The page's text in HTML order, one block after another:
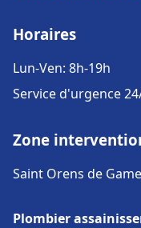
Horaires
Lun-Ven: 8h-19h
Service d'urgence
Zone
Saint Orens de
Plombier